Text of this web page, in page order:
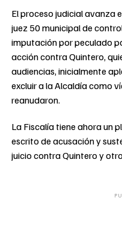
El proceso judicial avanza
juez 50 municipal de
imputación por peculado
acción contra Quintero,
audiencias, inicialmente
excluir a la Alcaldía como
reanudaron.
La Fiscalía tiene ahora un
escrito de acusación y
juicio contra Quintero y